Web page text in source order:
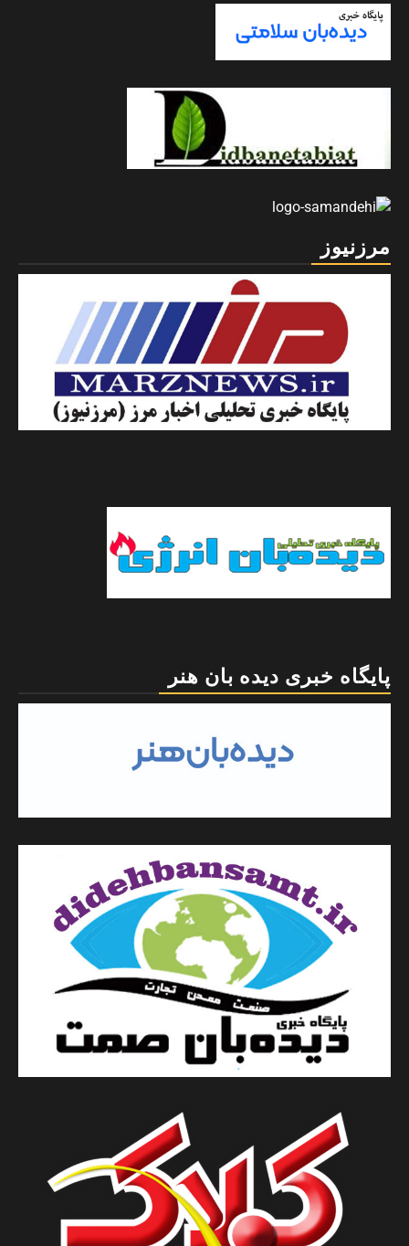
مرزنیوز
پایگاه خبری دیده بان هنر